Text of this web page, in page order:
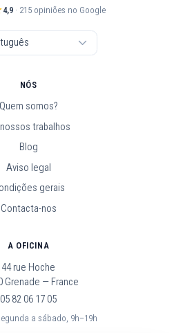
4,9· 215 opiniões no Google
NÓS
Quem somos?
trabalhos
Blog
Aviso legal
gerais
Contacta-nos
A OFICINA
44 rue Hoche
Grenade — France
05 82 06 17 05
a sábado, 9h–19h